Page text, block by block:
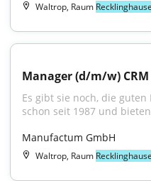
Waltrop, Raum
Manager (d/m/w)
Es gibt sie noch, die
schon seit 1987 und
Manufactum GmbH
Waltrop, Raum